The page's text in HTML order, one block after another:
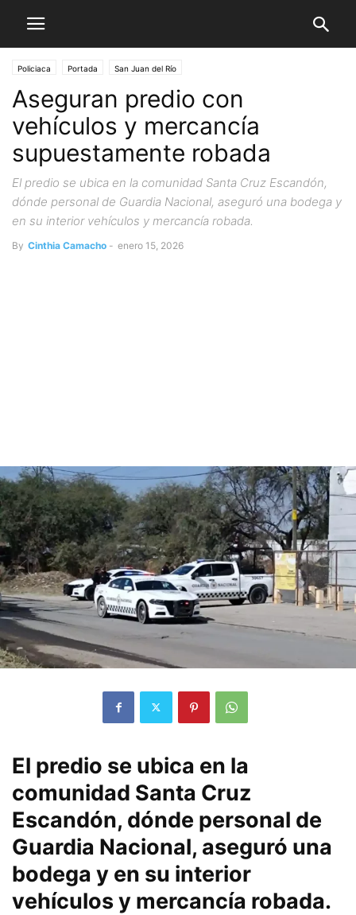
Policiaca Portada San Juan del Río
Aseguran predio con
vehículos y mercancía
supuestamente robada
El predio se ubica en la comunidad Santa Cruz Escandón,
dónde personal de Guardia Nacional, aseguró una bodega y
en su interior vehículos y mercancía robada.
By Cinthia Camacho - enero 15, 2026
El predio se ubica en la
comunidad Santa Cruz
Escandón, dónde personal de
Guardia Nacional, aseguró una
bodega y en su interior
vehículos y mercancía robada.